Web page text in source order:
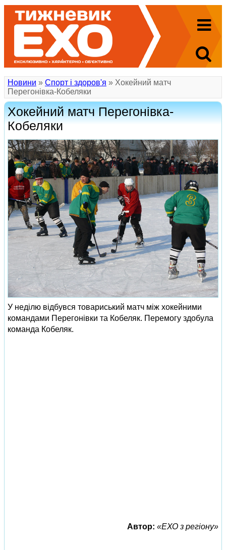
Новини » Спорт і здоров'я » Хокейний матч
Перегонівка-Кобеляки
Хокейний матч Перегонівка-
Кобеляки
У неділю відбувся товариський матч між хокейними
командами Перегонівки та Кобеляк. Перемогу здобула
команда Кобеляк.
Автор: «ЕХО з регіону»